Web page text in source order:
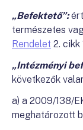
„Befektető”:
természetes
Rendelet 2. cikk
„Intézményi
következők
a) a 2009/138/
meghatározott